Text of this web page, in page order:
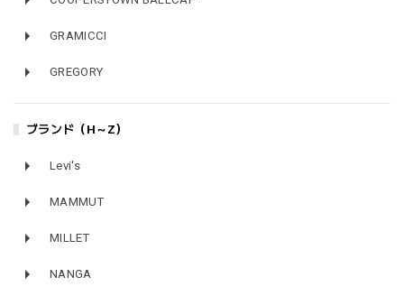
GRAMICCI
GREGORY
ブランド（H～Z）
Levi's
MAMMUT
MILLET
NANGA